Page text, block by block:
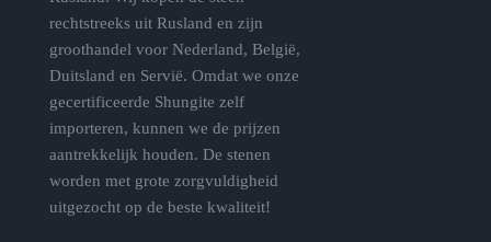
rechtstreeks uit Rusland en zijn
groothandel voor Nederland, België,
Duitsland en Servië. Omdat we onze
gecertificeerde Shungite zelf
importeren, kunnen we de prijzen
aantrekkelijk houden. De stenen
worden met grote zorgvuldigheid
uitgezocht op de beste kwaliteit!